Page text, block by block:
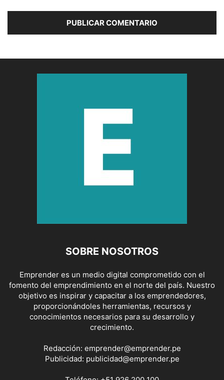
SOBRE NOSOTROS
Emprender es un medio digital comprometido con el
fomento del emprendimiento en el norte del país. Nuestro
objetivo es inspirar y capacitar a los emprendedores,
proporcionándoles herramientas, recursos y
conocimientos necesarios para su desarrollo y
crecimiento.
Redacción: emprender@emprender.pe
Publicidad: publicidad@emprender.pe